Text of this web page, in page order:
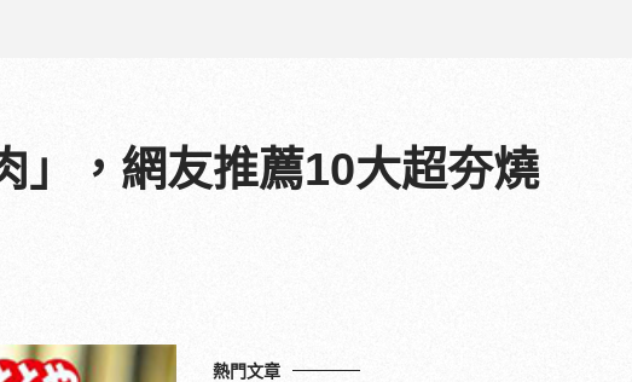
」，網友推薦10大超夯燒
熱門文章